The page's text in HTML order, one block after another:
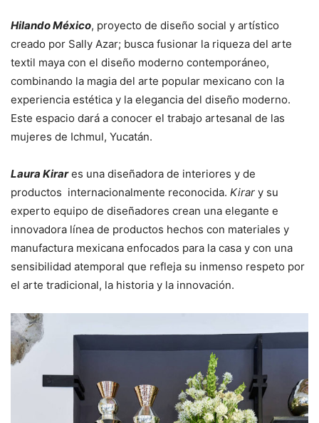
Hilando México, proyecto de diseño social y artístico
creado por Sally Azar; busca fusionar la riqueza del arte
textil maya con el diseño moderno contemporáneo,
combinando la magia del arte popular mexicano con la
experiencia estética y la elegancia del diseño moderno.
Este espacio dará a conocer el trabajo artesanal de las
mujeres de Ichmul, Yucatán.
Laura Kirares una diseñadora de interiores y de
productos internacionalmente reconocida. Kirar y su
experto equipo de diseñadores crean una elegante e
innovadora línea de productos hechos con materiales y
manufactura mexicana enfocados para la casa y con una
sensibilidad atemporal que refleja su inmenso respeto por
el arte tradicional, la historia y la innovación.